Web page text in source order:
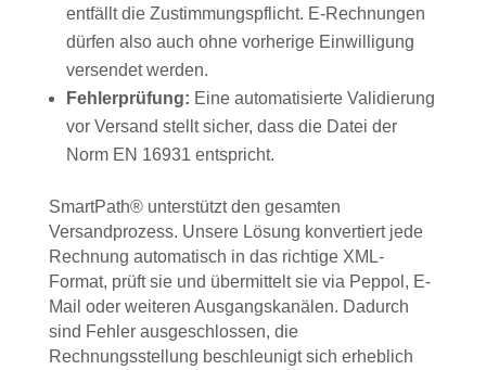
entfällt die Zustimmungspflicht. E-Rechnungen
dürfen also auch ohne vorherige Einwilligung
versendet werden.
Fehlerprüfung: Eine automatisierte Validierung
vor Versand stellt sicher, dass die Datei der
Norm EN 16931 entspricht.
SmartPath® unterstützt den gesamten
Versandprozess. Unsere Lösung konvertiert jede
Rechnung automatisch in das richtige XML-
Format, prüft sie und übermittelt sie via Peppol, E-
Mail oder weiteren Ausgangskanälen. Dadurch
sind Fehler ausgeschlossen, die
Rechnungsstellung beschleunigt sich erheblich